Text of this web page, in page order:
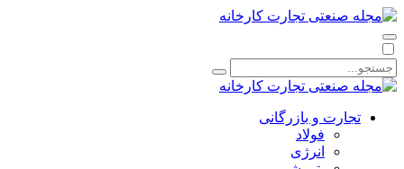
تجارت و بازرگانی
فولاد
انرژی